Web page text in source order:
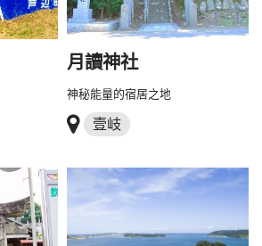
月讀神社
神秘能量的宿居之地
壹岐